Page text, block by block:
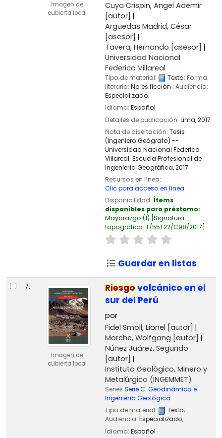
Imagen de
cubierta local
Cuya Crispin, Angel Ademir
[autor]
Arguedas Madrid, César
[asesor]
Tavera, Hernando [asesor]
Universidad Nacional
Federico Villareal
Tipo de material: Texto; Forma
literaria: No es ficción ; Audiencia:
Especializado;
Idioma: Español
Detalles de publicación: Lima,2017
Nota de disertación: Tesis
(Ingeniero Geógrafo) --
Universidad Nacional Federico
Villareal. Escuela Profesional de
Ingeniería Geográfica, 2017.
Recursos en línea:
Clic para acceso en línea
Disponibilidad: Ítems
disponibles para préstamo:
Mayorazgo (1) Signatura
topográfica: T/551.22/C98/2017 .
Guardar en listas
7.
Imagen de
cubierta local
Riesgo volcánico en el
sur del Perú
por
Fidel Smoll, Lionel [autor]
Morche, Wolfgang [autor]
Núñez Juárez, Segundo
[autor]
Instituto Geológico, Minero y
Metalúrgico (INGEMMET)
Series Serie C: Geodinámica e
Ingeniería Geológica
Tipo de material:
Texto;
Audiencia: Especializado;
Idioma: Español